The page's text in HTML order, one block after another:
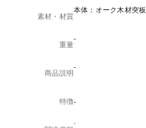
素材・材質
本体：オーク木材突板
重量
-
商品説明
-
特徴-
-